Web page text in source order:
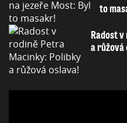
to
Radost
a